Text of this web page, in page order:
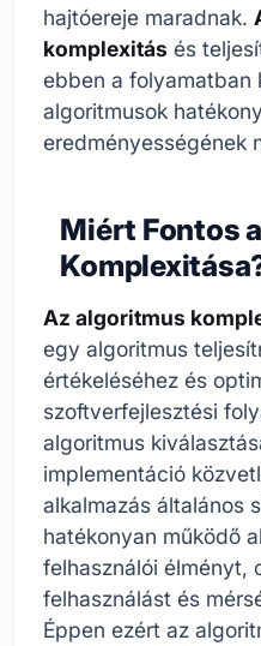
hajtóereje maradnak.
komplexitás és
ebben a folyamatban
algoritmusok
eredményességének
Miért Fontos
Az algoritmus
egy algoritmus
értékeléséhez és
szoftverfejlesztési
algoritmus
implementáció
alkalmazás általános
hatékonyan működő
felhasználói élményt,
felhasználást és
Éppen ezért az